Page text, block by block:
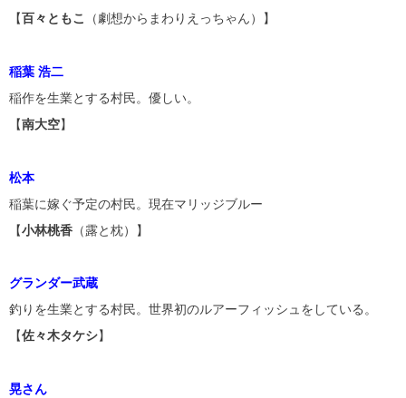
【百々ともこ （劇想からまわりえっちゃん）】
稲葉 浩二
稲作を生業とする村民。優しい。
【南大空】
松本
稲葉に嫁ぐ予定の村民。現在マリッジブルー
【小林桃香 （露と枕）】
グランダー武蔵
釣りを生業とする村民。世界初のルアーフィッシュをしている。
【佐々木タケシ】
晃さん